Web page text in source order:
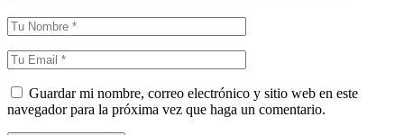
Guardar mi nombre, correo electrónico y sitio web en este
navegador para la próxima vez que haga un comentario.